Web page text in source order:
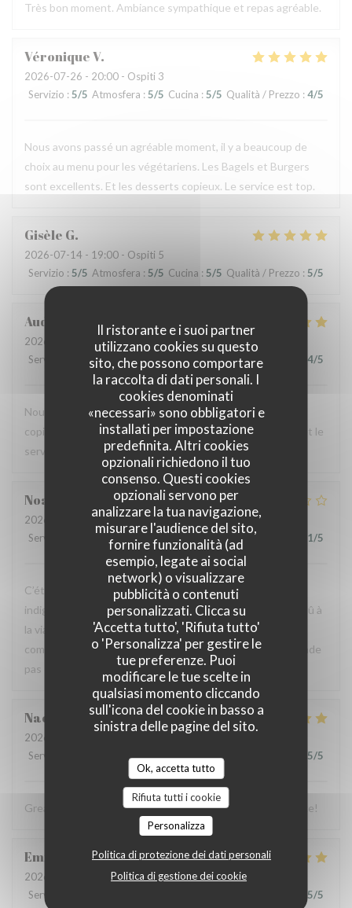
Il ristorante e i suoi partner
utilizzano cookies su questo
sito, che possono comportare
la raccolta di dati personali. I
cookies denominati
«necessari» sono obbligatori e
installati per impostazione
predefinita. Altri cookies
opzionali richiedono il tuo
consenso. Questi cookies
opzionali servono per
analizzare la tua navigazione,
misurare l'audience del sito,
fornire funzionalità (ad
esempio, legate ai social
network) o visualizzare
pubblicità o contenuti
personalizzati. Clicca su
'Accetta tutto', 'Rifiuta tutto'
o 'Personalizza' per gestire le
tue preferenze. Puoi
modificare le tue scelte in
qualsiasi momento cliccando
sull'icona del cookie in basso a
sinistra delle pagine del sito.
Ok, accetta tutto
Rifiuta tutti i cookie
Personalizza
Politica di protezione dei dati personali
Politica di gestione dei cookie
Très bon moment. Ambiance sympathique et repas agréable.
VéroniqueV
2026-07-26 - 20:00 - Ospiti 3
Servizio : 5/5 Atmosfera : 5/5 Cucina : 5/5 Qualità / Prezzo : 4/5
Nous avons passé un agréable moment, il y a beaucoup de
choix au menu pour les végétariens. Les Bagels et Burgers
sont excellents. Et les desserts copieux. Le service est top.
Gisèle G
2026-07-14 - 19:00 - Ospiti 5
Servizio : 5/5 Atmosfera : 5/5 Cucina : 5/5 Qualità / Prezzo : 5/5
Audrey
2026-07-12
- 12:00 - Ospiti 2
Servizio
Atmosfera :4/5 Cucina: 5/5 Qualità / Prezzo 4/5
Nous avons testé le Sister's café pour un brunch entre
copines et n'avons pas été déçues : le menu est copieux et le
service très agréable.
Noah
2026-07-07
- 19:30 - Ospiti 6
Servizio
Atmosfera /5 Cucina 1/5 Qualità / Prezzo 1/5
C’était bon, mais suite à la soirée j’ai fait une violente
indigestion qui a nécessité un lavement. C’est sûrement dû à
la viande et au pain qui avaient un goût légèrement avarié,
comme si elle avait pris un coup de chaud. Je ne recommande
pas ce restaurant, mais je pense qu’il peut s’améliorer.
Naomi
2026-07-03
Servizio
Atmosfera:5/5 Cucina:5/5 5/5
Great food, friendly and welcoming staff. Lovely experience!
Emmanuel B
2026-07-04
- 19:00 - Ospiti 2
Servizio
5/5